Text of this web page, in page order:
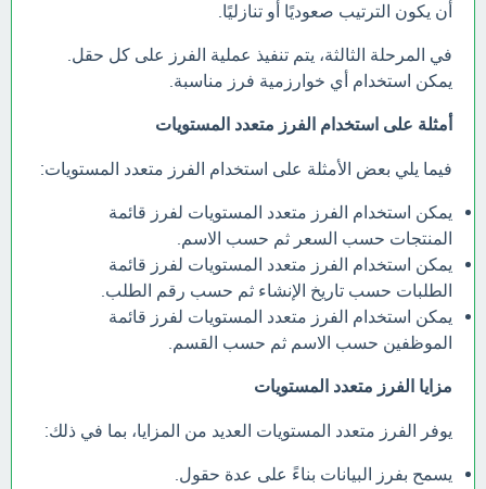
أن يكون الترتيب صعوديًا أو تنازليًا.
في المرحلة الثالثة، يتم تنفيذ عملية الفرز على كل حقل.
يمكن استخدام أي خوارزمية فرز مناسبة.
أمثلة على استخدام الفرز متعدد المستويات
فيما يلي بعض الأمثلة على استخدام الفرز متعدد المستويات:
يمكن استخدام الفرز متعدد المستويات لفرز قائمة
المنتجات حسب السعر ثم حسب الاسم.
يمكن استخدام الفرز متعدد المستويات لفرز قائمة
الطلبات حسب تاريخ الإنشاء ثم حسب رقم الطلب.
يمكن استخدام الفرز متعدد المستويات لفرز قائمة
الموظفين حسب الاسم ثم حسب القسم.
مزايا الفرز متعدد المستويات
يوفر الفرز متعدد المستويات العديد من المزايا، بما في ذلك:
يسمح بفرز البيانات بناءً على عدة حقول.